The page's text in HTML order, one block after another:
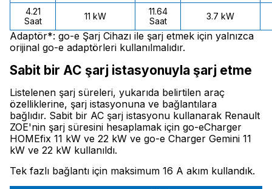
4.21
Saat
11 kW
11.64
Saat
3.7 kW
Adaptör*: go-e Şarj Cihazı ile şarj etmek için yalnızca
orijinal go-e adaptörleri kullanılmalıdır.
Sabit bir AC şarj istasyonuyla şarj etme
Listelenen şarj süreleri, yukarıda belirtilen araç
özelliklerine, şarj istasyonuna ve bağlantılara
bağlıdır. Sabit bir AC şarj istasyonu kullanarak Renault
ZOE'nin şarj süresini hesaplamak için go-eCharger
HOMEfix 11 kW ve 22 kW ve go-e Charger Gemini 11
kW ve 22 kW kullanıldı.
Tek fazlı bağlantı için maksimum 16 A akım kullandık.